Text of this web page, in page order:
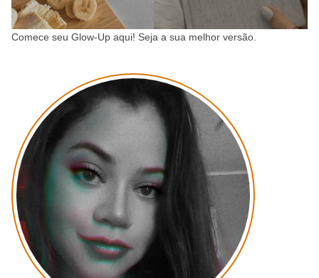
Comece seu Glow-Up aqui! Seja a sua melhor versão.